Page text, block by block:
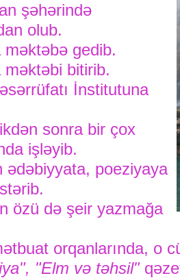
şəhərində
olub.
gedib.
bitirib.
İnstitutuna
sonra bir çox
işləyib.
ədəbiyyata, poeziyaya
özü də şeir yazmağa
orqanlarında, o
"Elm və təhsil"